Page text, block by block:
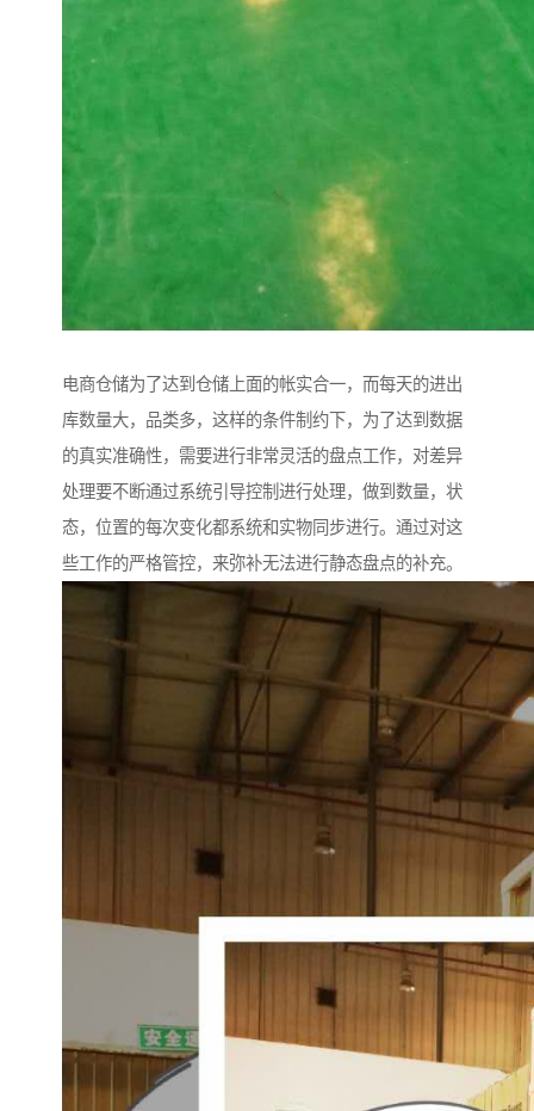
电商仓储为了达到仓储上面的帐实合一，而每天的进出
库数量大，品类多，这样的条件制约下，为了达到数据
的真实准确性，需要进行非常灵活的盘点工作，对差异
处理要不断通过系统引导控制进行处理，做到数量，状
态，位置的每次变化都系统和实物同步进行。通过对这
些工作的严格管控，来弥补无法进行静态盘点的补充。